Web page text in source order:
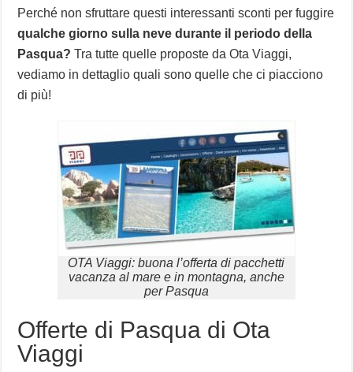
Perché non sfruttare questi interessanti sconti per fuggire
qualche giorno sulla neve durante il periodo della
Pasqua? Tra tutte quelle proposte da Ota Viaggi,
vediamo in dettaglio quali sono quelle che ci piacciono
di più!
OTA Viaggi: buona l’offerta di pacchetti
vacanza al mare e in montagna, anche
per Pasqua
Offerte di Pasqua di Ota
Viaggi